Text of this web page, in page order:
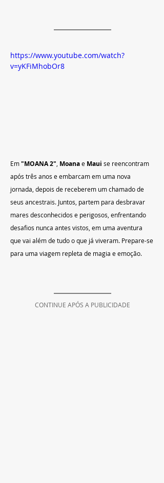
https://www.youtube.com/watch?
v=yKFiMhobOr8
Em "MOANA 2" Moana e Maui se reencontram
após três anos e embarcam em uma nova
jornada, depois de receberem um chamado de
seus ancestrais. Juntos, partem para desbravar
mares desconhecidos e perigosos, enfrentando
desafios nunca antes vistos, em uma aventura
que vai além de tudo o que já viveram. Prepare-se
para uma viagem repleta de magia e emoção.
CONTINUE APÓS A PUBLICIDADE